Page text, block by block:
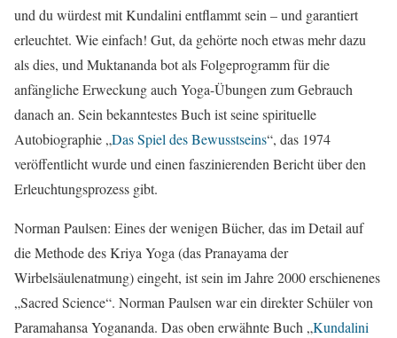
und du würdest mit Kundalini entflammt sein – und garantiert
erleuchtet. Wie einfach! Gut, da gehörte noch etwas mehr dazu
als dies, und Muktananda bot als Folgeprogramm für die
anfängliche Erweckung auch Yoga-Übungen zum Gebrauch
danach an. Sein bekanntestes Buch ist seine spirituelle
Autobiographie „Das Spiel des Bewusstseins“, das 1974
veröffentlicht wurde und einen faszinierenden Bericht über den
Erleuchtungsprozess gibt.
Norman Paulsen: Eines der wenigen Bücher, das im Detail auf
die Methode des Kriya Yoga (das Pranayama der
Wirbelsäulenatmung) eingeht, ist sein im Jahre 2000 erschienenes
„Sacred Science“. Norman Paulsen war ein direkter Schüler von
Paramahansa Yogananda. Das oben erwähnte Buch „Kundalini